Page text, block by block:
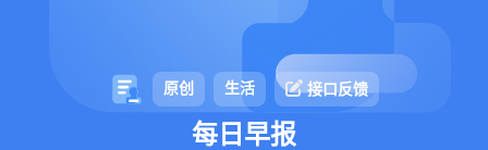
原创 生活 接口反馈
每日早报